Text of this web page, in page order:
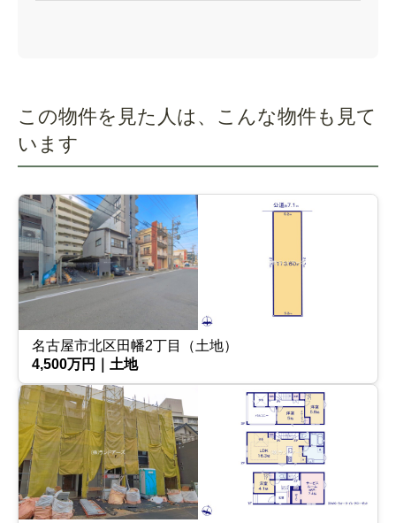
この物件を見た人は、こんな物件も見て
います
名古屋市北区田幡2丁目（土地）
4,500万円｜土地